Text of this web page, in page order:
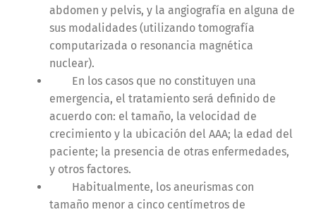
abdomen y pelvis, y la angiografía en alguna de
sus modalidades (utilizando tomografía
computarizada o resonancia magnética
nuclear).
En los casos que no constituyen una
emergencia, el tratamiento será definido de
acuerdo con: el tamaño, la velocidad de
crecimiento y la ubicación del AAA; la edad del
paciente; la presencia de otras enfermedades,
y otros factores.
Habitualmente, los aneurismas con
tamaño menor a cinco centímetros de